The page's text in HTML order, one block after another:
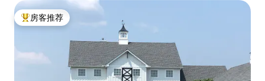
热门「房客推荐」
房客推荐